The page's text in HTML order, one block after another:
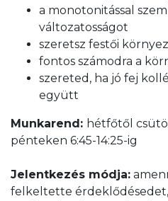
a monotonitással
változatosságot
szeretsz festői
fontos számodra a
szereted, ha jó fej
együtt
Munkarend: hétfőtől
pénteken 6:45-14:25-ig
Jelentkezés módja:
felkeltette